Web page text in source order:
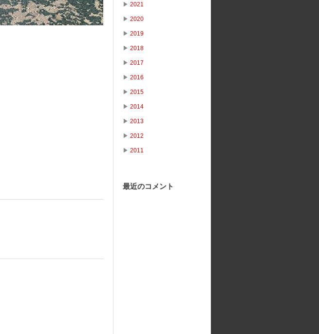
▶ 2021
▶ 2020
▶ 2019
▶ 2018
▶ 2017
▶ 2016
▶ 2015
▶ 2014
▶ 2013
▶ 2012
▶ 2011
最近のコメント